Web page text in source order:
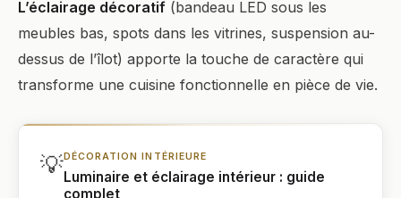
L’éclairage décoratif (bandeau LED sous les
meubles bas, spots dans les vitrines, suspension au-
dessus de l’îlot) apporte la touche de caractère qui
transforme une cuisine fonctionnelle en pièce de vie.
💡DÉCORATION INTÉRIEURE
Luminaire et éclairage intérieur : guide
complet